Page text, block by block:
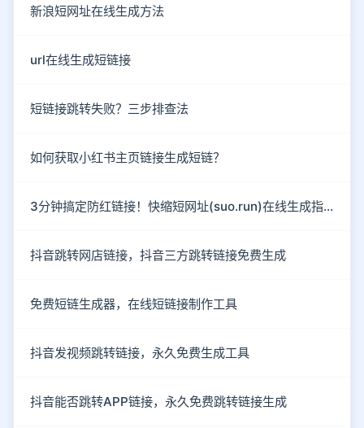
新浪短网址在线生成方法
url在线生成短链接
短链接跳转失败？三步排查法
如何获取小红书主页链接生成短链？
3分钟搞定防红链接！快缩短网址(suo.run)在线生成指南
抖音跳转网店链接，抖音三方跳转链接免费生成
免费短链生成器，在线短链接制作工具
抖音发视频跳转链接，永久免费生成工具
抖音能否跳转APP链接，永久免费跳转链接生成